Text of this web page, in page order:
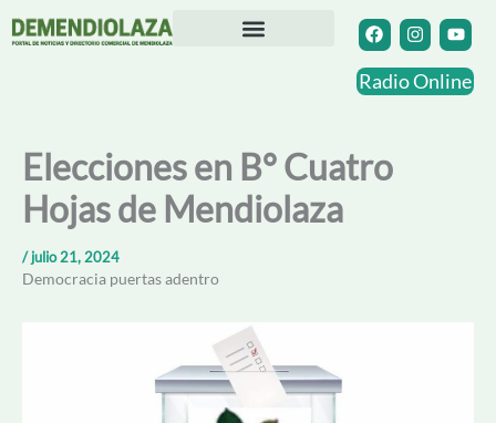
F
a
c
e
b
I
n
s
t
a
Y
o
u
t
u
Radio Online
Elecciones en B° Cuatro
Hojas de Mendiolaza
/julio 21, 2024
Democracia puertas adentro